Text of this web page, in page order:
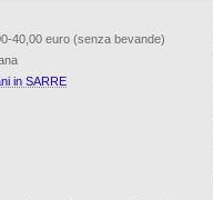
40,00 euro (senza bevande)
in SARRE